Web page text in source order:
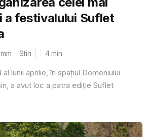
a festivalului Suflet
Stiri 4min
lunii aprilie, în spațiul Domeniului
a avut loc a patra ediție Suflet